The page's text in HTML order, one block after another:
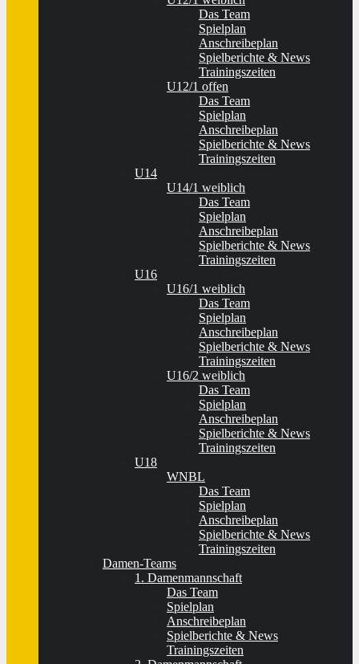
Das Team
Spielplan
Anschreibeplan
Spielberichte & News
Trainingszeiten
U12/1 offen
Das Team
Spielplan
Anschreibeplan
Spielberichte & News
Trainingszeiten
U14
U14/1 weiblich
Das Team
Spielplan
Anschreibeplan
Spielberichte & News
Trainingszeiten
U16
U16/1 weiblich
Das Team
Spielplan
Anschreibeplan
Spielberichte & News
Trainingszeiten
U16/2 weiblich
Das Team
Spielplan
Anschreibeplan
Spielberichte & News
Trainingszeiten
U18
WNBL
Das Team
Spielplan
Anschreibeplan
Spielberichte & News
Trainingszeiten
Damen-Teams
1. Damenmannschaft
Das Team
Spielplan
Anschreibeplan
Spielberichte & News
Trainingszeiten